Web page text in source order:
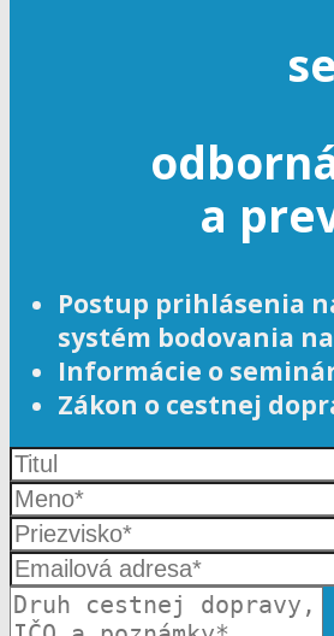
a
Postup prihlásenia
systém bodovania
Informácie o
Zákon o cestnej